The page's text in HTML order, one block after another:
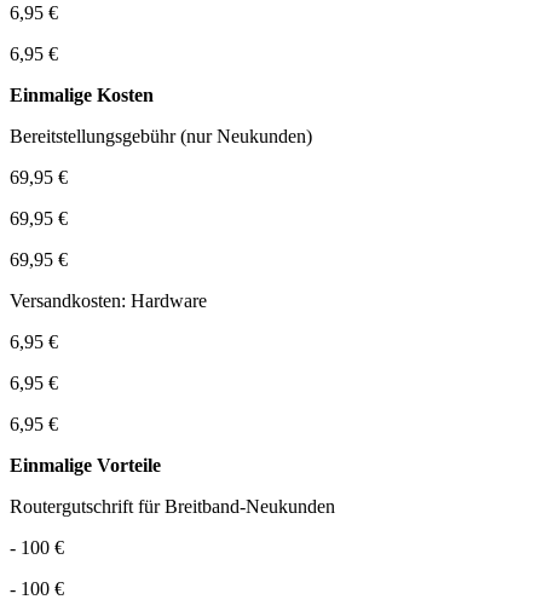
6,95 €
6,95 €
Einmalige Kosten
Bereitstellungsgebühr (nur Neukunden)
69,95 €
69,95 €
69,95 €
Versandkosten: Hardware
6,95 €
6,95 €
6,95 €
Einmalige Vorteile
Routergutschrift für Breitband-Neukunden
- 100 €
- 100 €